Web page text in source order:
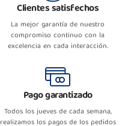
Clientes satisfechos
La mejor garantía de nuestro
compromiso continuo con la
excelencia en cada interacción.
Pago garantizado
Todos los jueves de cada semana,
realizamos los pagos de los pedidos